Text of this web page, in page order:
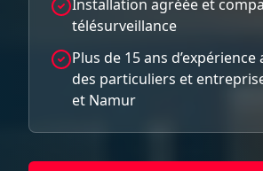
Installation agréée et
télésurveillance
Plus de 15 ans d’expérience
des particuliers et
et Namur